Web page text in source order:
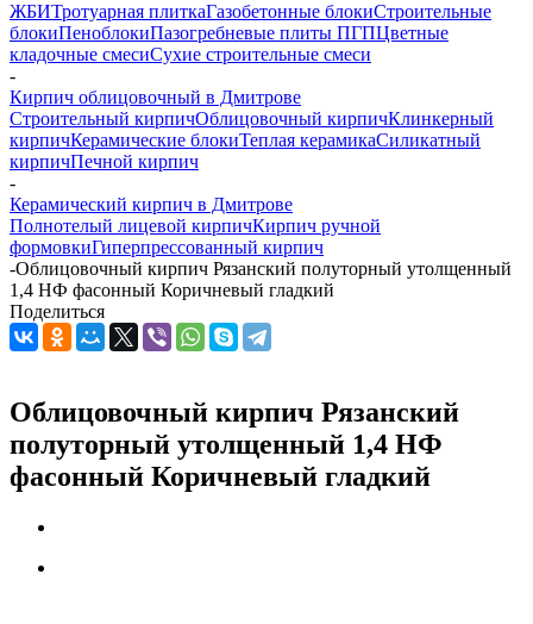
ЖБИТротуарная плиткаГазобетонные блокиСтроительные
блокиПеноблокиПазогребневые плиты ПГПЦветные
кладочные смесиСухие строительные смеси
-
Кирпич облицовочный в Дмитрове
Строительный кирпичОблицовочный кирпичКлинкерный
кирпичКерамические блокиТеплая керамикаСиликатный
кирпичПечной кирпич
-
Керамический кирпич в Дмитрове
Полнотелый лицевой кирпичКирпич ручной
формовкиГиперпрессованный кирпич
-Облицовочный кирпич Рязанский полуторный утолщенный
1,4 НФ фасонный Коричневый гладкий
Поделиться
Облицовочный кирпич Рязанский
полуторный утолщенный 1,4 НФ
фасонный Коричневый гладкий